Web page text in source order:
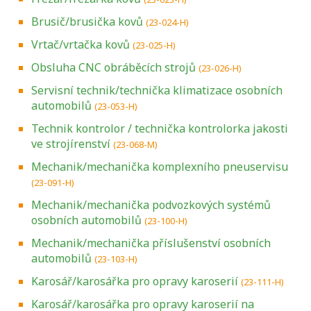
Brusič/brusička kovů (23-024-H)
Vrtač/vrtačka kovů (23-025-H)
Obsluha CNC obráběcích strojů (23-026-H)
Servisní technik/technička klimatizace osobních
automobilů (23-053-H)
Technik kontrolor / technička kontrolorka jakosti
ve strojírenství (23-068-M)
Mechanik/mechanička komplexního pneuservisu
(23-091-H)
Mechanik/mechanička podvozkových systémů
osobních automobilů (23-100-H)
Mechanik/mechanička příslušenství osobních
automobilů (23-103-H)
Karosář/karosářka pro opravy karoserií (23-111-H)
Karosář/karosářka pro opravy karoserií na